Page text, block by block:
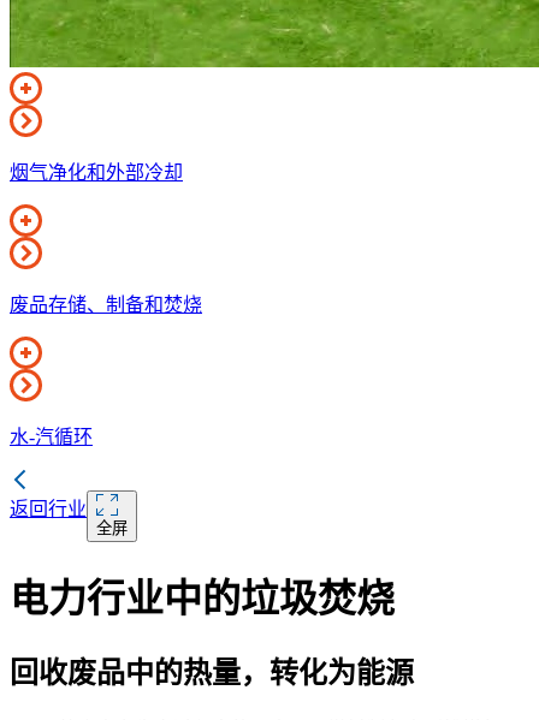
烟气净化和外部冷却
废品存储、制备和焚烧
水-汽循环
返回行业
全屏
电力行业中的垃圾焚烧
回收废品中的热量，转化为能源